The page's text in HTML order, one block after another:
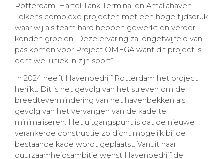
Rotterdam, Hartel Tank Terminal en Amaliahaven.
Telkens complexe projecten met een hoge tijdsdruk
waar wij als team hard hebben gewerkt en verder
konden groeien. Deze ervaring zal ongetwijfeld van
pas komen voor Project OMEGA want dit project is
echt wel uniek in zijn soort”.
In 2024 heeft Havenbedrijf Rotterdam het project
herijkt. Dit is het gevolg van het streven om de
breedtevermindering van het havenbekken als
gevolg van het vervangen van de kade te
minimaliseren. Het uitgangspunt is dat de nieuwe
verankerde constructie zo dicht mogelijk bij de
bestaande kade wordt geplaatst. Vanuit haar
duurzaamheidsambitie wenst Havenbedrijf de